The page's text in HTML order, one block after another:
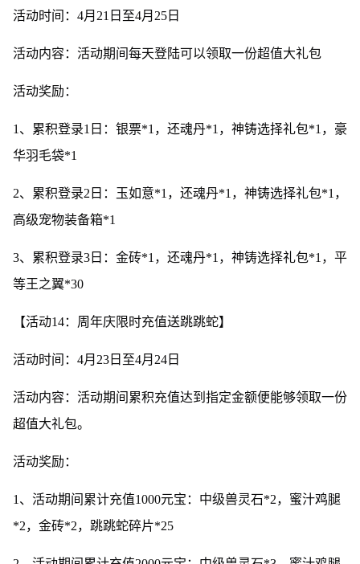
活动时间：4月21日至4月25日
活动内容：活动期间每天登陆可以领取一份超值大礼包
活动奖励：
1、累积登录1日：银票*1，还魂丹*1，神铸选择礼包*1，豪
华羽毛袋*1
2、累积登录2日：玉如意*1，还魂丹*1，神铸选择礼包*1，
高级宠物装备箱*1
3、累积登录3日：金砖*1，还魂丹*1，神铸选择礼包*1，平
等王之翼*30
【活动14：周年庆限时充值送跳跳蛇】
活动时间：4月23日至4月24日
活动内容：活动期间累积充值达到指定金额便能够领取一份
超值大礼包。
活动奖励：
1、活动期间累计充值1000元宝：中级兽灵石*2，蜜汁鸡腿
*2，金砖*2，跳跳蛇碎片*25